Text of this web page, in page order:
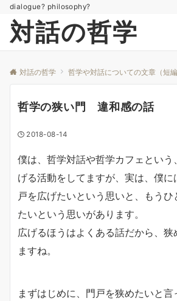
dialogue? philosophy?
対話の哲学
対話の哲学 哲学や対話についての文章（短編
哲学の狭い門 違和感の話
2018-08-14
僕は、哲学対話や哲学カフェとい
げる活動をしてますが、実は、僕に
戸を広げたいという思いと、もうひ
たいという思いがあります。
広げるほうはよくある話だから、狭
ますね。
まずはじめに、門戸を狭めたいと言